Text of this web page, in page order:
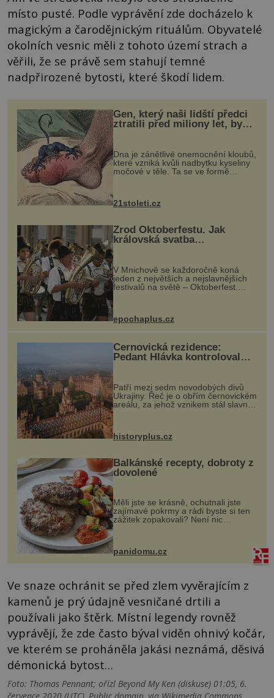
místo pusté. Podle vyprávění zde docházelo k
magickým a čarodějnickým rituálům. Obyvatelé
okolních vesnic měli z tohoto území strach a
věřili, že se právě sem stahují temné
nadpřirozené bytosti, které škodí lidem.
Gen, který naši lidští předci
ztratili před miliony let, by
mohl pomoci s léčbou
„nemoci králů“
Dna je zánětlivé onemocnění kloubů,
které vzniká kvůli nadbytku kyseliny
močové v těle. Ta se ve formě
nohou, a způsobuje bole...
21stoleti.cz
Zrod Oktoberfestu. Jak
královská svatba
odstartovala největší pivní
festival světa
V Mnichově se každoročně koná
jeden z největších a nejslavnějších
festivalů na světě – Oktoberfest.
návštěvníků, kteří si vychutnávají
kultur...
epochaplus.cz
Černovická rezidence:
Pedant Hlávka kontroloval
Patří mezi sedm novodobých divů
Ukrajiny. Řeč je o obřím černovickém
areálu, za jehož vznikem stál slavný
český architekt Josef Hlávka. Ten si
na něm dal mimořádně záležet. Jeho
historyplus.cz
Balkánské recepty, dobroty z
dovolené
Měli jste se krásně, ochutnali jste
zajímavé pokrmy a rádi byste si ten
zážitek zopakovali? Není nic
snazšího. Pljeskavica (10 porcí)
Možná jste ji ochutnali na dovolené v
bývalé Jugoslávii, lze ji vi...
panidomu.cz
Ve snaze ochránit se před zlem vyvěrajícím z
kamenů je prý údajně vesničané drtili a
používali jako štěrk. Místní legendy rovněž
vyprávějí, že zde často býval viděn ohnivý kočár,
ve kterém se proháněla jakási neznámá, děsivá
démonická bytost…
Foto: Thomas Pennant; ořízl Beyond My Ken (diskuse) 01:05, 6.